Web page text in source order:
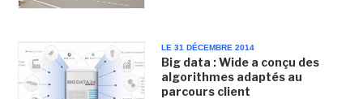
LE 31 DÉCEMBRE 2014
Big data : Wide a conçu des
algorithmes adaptés au
parcours client